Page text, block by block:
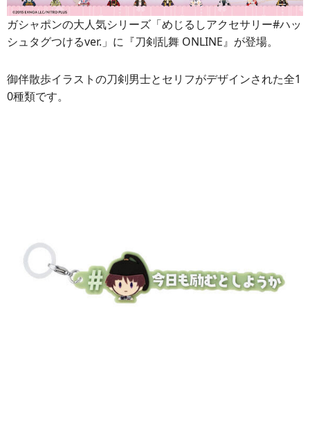
ガシャポンの大人気シリーズ「めじるしアクセサリー#ハッ
シュタグつけるver.」に『刀剣乱舞 ONLINE』が登場。
御伴散歩イラストの刀剣男士とセリフがデザインされた全1
0種類です。